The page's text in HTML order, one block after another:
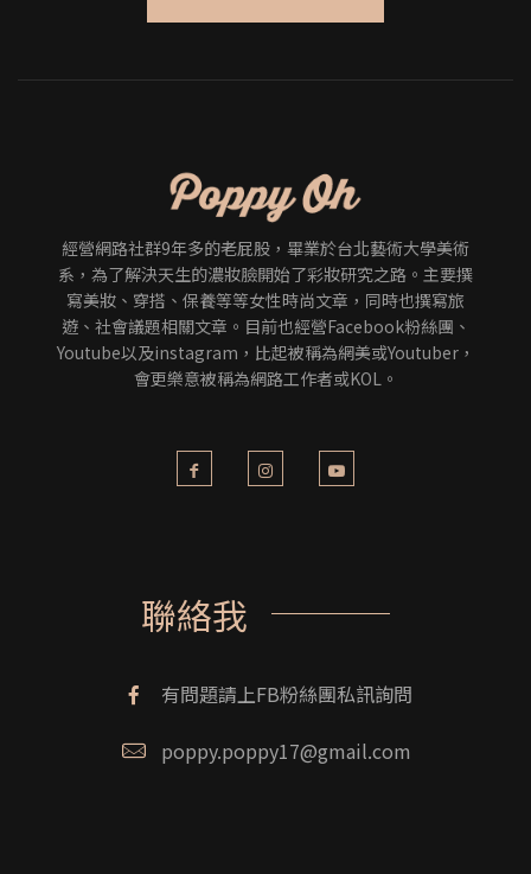
經營網路社群9年多的老屁股，畢業於台北藝術大學美術
系，為了解決天生的濃妝臉開始了彩妝研究之路。主要撰
寫美妝、穿搭、保養等等女性時尚文章，同時也撰寫旅
遊、社會議題相關文章。目前也經營Facebook粉絲團、
Youtube以及instagram，比起被稱為網美或Youtuber，
會更樂意被稱為網路工作者或KOL。
聯絡我
有問題請上FB粉絲團私訊詢問
poppy.poppy17@gmail.com